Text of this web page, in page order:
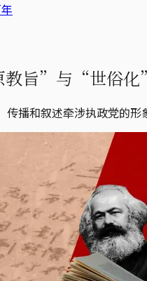
教旨”与“世俗化”
传播和叙述牵涉执政党的